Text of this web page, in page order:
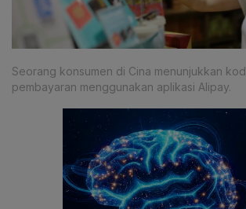
Seorang konsumen di Cina menunjukkan
pembayaran menggunakan aplikasi Alipay.